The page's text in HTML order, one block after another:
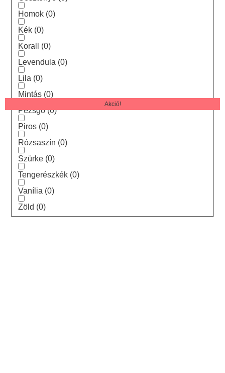
Homok (0)
Kék (0)
Korall (0)
Levendula (0)
Lila (0)
Mintás (0)
Pezsgő(0)
Piros (0)
Rózsaszín (0)
Szürke (0)
Tengerészkék (0)
Vanília (0)
Zöld (0)
Akció!